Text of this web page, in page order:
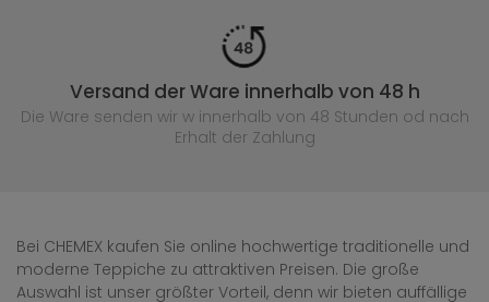
Versand der Ware innerhalb von 48 h
Die Ware senden wir w innerhalb von 48 Stunden od nach
Erhalt der Zahlung
Bei CHEMEX kaufen Sie online hochwertige traditionelle und
moderne Teppiche zu attraktiven Preisen. Die große
Auswahl ist unser größter Vorteil, denn wir bieten auffällige